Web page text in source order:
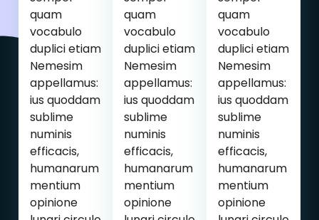
quam
vocabulo
duplici etiam
Nemesim
appellamus:
ius quoddam
sublime
numinis
efficacis,
humanarum
mentium
opinione
quam
vocabulo
duplici etiam
Nemesim
appellamus:
ius quoddam
sublime
numinis
efficacis,
humanarum
mentium
opinione
quam
vocabulo
duplici etiam
Nemesim
appellamus:
ius quoddam
sublime
numinis
efficacis,
humanarum
mentium
opinione